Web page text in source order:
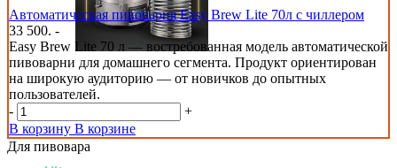
Автоматическая пивоварня Easy Brew Lite 70л с чиллером
33 500. -
Easy Brew Lite 70 л — востребованная модель автоматической
пивоварни для домашнего сегмента. Продукт ориентирован
на широкую аудиторию — от новичков до опытных
пользователей.
-
+
В корзину В корзине
Для пивовара